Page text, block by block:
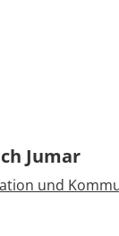
Jumar
und